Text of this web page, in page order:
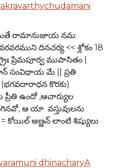
రామానుజాయ నమ:
దినచర్య << శ్లోకం 18
ప్రేమపూర్వ ముపాసితం |
సంవిధాయ మే || ప్రతి
(భగవదారాధన కొరకు)
ప్రీతి ఉందో ,ఆచార్యుల
ఆ యా వస్తువులను
= కోయిల్ అణ్ణన్ లాంటి శిష్యులు
dhinacharyA